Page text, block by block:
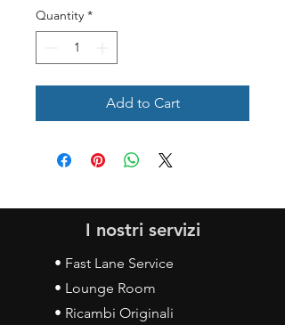
Quantity *
Add to Cart
I nostri servizi
• Fast Lane Service
• Lounge Room
• Ricambi Originali